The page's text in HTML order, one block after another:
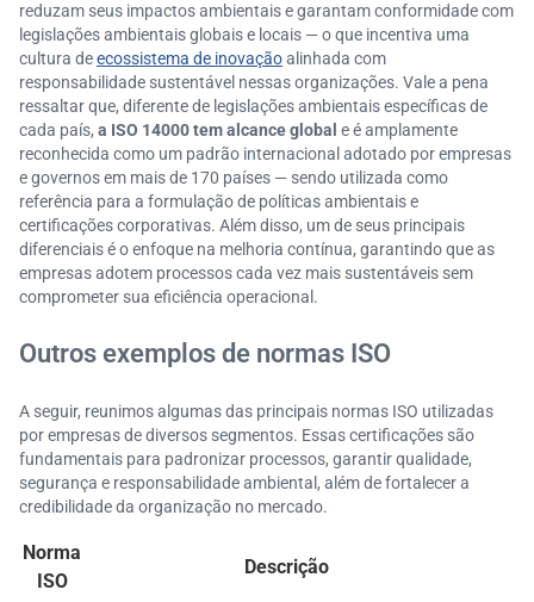
reduzam seus impactos ambientais e garantam conformidade com
legislações ambientais globais e locais — o que incentiva uma
cultura deecossistema de inovaçãoalinhada com
responsabilidade sustentável nessas organizações. Vale a pena
ressaltar que, diferente de legislações ambientais específicas de
cada país, a ISO 14000 tem alcance global e é amplamente
reconhecida como um padrão internacional adotado por empresas
e governos em mais de 170 países — sendo utilizada como
referência para a formulação de políticas ambientais e
certificações corporativas. Além disso, um de seus principais
diferenciais é o enfoque na melhoria contínua, garantindo que as
empresas adotem processos cada vez mais sustentáveis sem
comprometer sua eficiência operacional.
Outros exemplos de normas ISO
A seguir, reunimos algumas das principais normas ISO utilizadas
por empresas de diversos segmentos. Essas certificações são
fundamentais para padronizar processos, garantir qualidade,
segurança e responsabilidade ambiental, além de fortalecer a
credibilidade da organização no mercado.
Norma
ISO
Descrição